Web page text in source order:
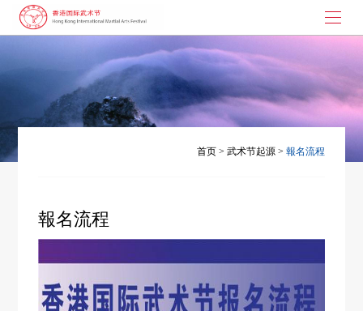
首页
武术节起源
大枪拼刺
演讲与书画
首页 > 武术节起源 > 報名流程
報名流程